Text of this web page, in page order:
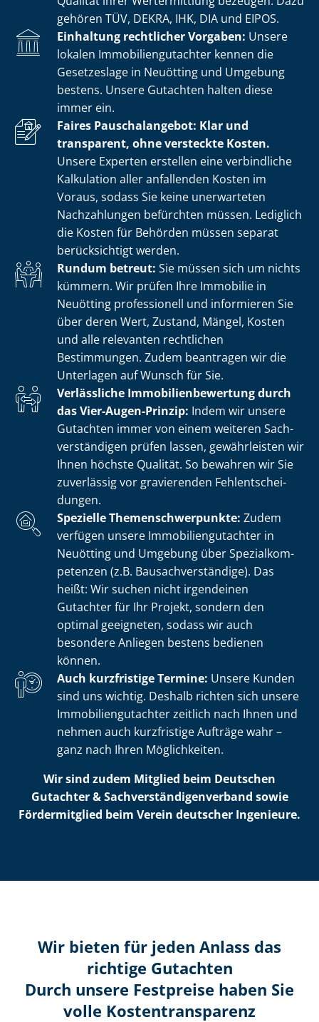
gehören TÜV, DEKRA, IHK, DIA und EIPOS.
Einhaltung rechtlicher Vorgaben: Unsere
lokalen Im­mo­bi­li­en­gut­ach­ter kennen die
Gesetzeslage in Neuötting und Umgebung
bestens. Unsere Gutachten halten diese
immer ein.
Faires Pauschalangebot: Klar und
transparent, ohne versteckte Kosten.
Unsere Experten erstellen eine verbindliche
Kalkulation aller anfallenden Kosten im
Voraus, sodass Sie keine unerwarteten
Nachzahlungen befürchten müssen. Lediglich
die Kosten für Behörden müssen separat
berücksichtigt werden.
Rundum betreut: Sie müssen sich um nichts
kümmern. Wir prüfen Ihre Immobilie in
Neuötting professionell und informieren Sie
über deren Wert, Zustand, Mängel, Kosten
und alle relevanten rechtlichen
Bestimmungen. Zudem beantragen wir die
Unterlagen auf Wunsch für Sie.
Verlässliche Im­mo­bi­li­en­be­wer­tung durch
das Vier-Augen-Prinzip: Indem wir unsere
Gutachten immer von einem weiteren Sach­
ver­stän­di­gen prüfen lassen, gewährleisten wir
Ihnen höchste Qualität. So bewahren wir Sie
zuverlässig vor gravierenden Fehl­ent­schei­
dun­gen.
Spezielle The­men­schwer­punk­te: Zudem
verfügen unsere Im­mo­bi­li­en­gut­ach­ter in
Neuötting und Umgebung über Spe­zi­al­kom­
pe­ten­zen (z.B. Bau­sach­ver­stän­di­ge). Das
heißt: Wir suchen nicht irgendeinen
Gutachter für Ihr Projekt, sondern den
optimal geeigneten, sodass wir auch
besondere Anliegen bestens bedienen
können.
Auch kurzfristige Termine: Unsere Kunden
sind uns wichtig. Deshalb richten sich unsere
Im­mo­bi­li­en­gut­ach­ter zeitlich nach Ihnen und
nehmen auch kurzfristige Aufträge wahr –
ganz nach Ihren Möglichkeiten.
Wir sind zudem Mitglied beim Deutschen
Gutachter & Sach­ver­stän­di­gen­ver­band sowie
Fördermitglied beim Verein deutscher Ingenieure.
Wir bieten für jeden Anlass das
richtige Gutachten
Durch unsere Festpreise haben Sie
volle Kosten­transparenz